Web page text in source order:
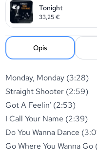
Tonight
33,25€
Opis
Monday, Monday (3:28)
Straight Shooter (2:59)
Got A Feelin' (2:53)
I Call Your Name (2:39)
Do You Wanna Dance
Go Where You Wanna